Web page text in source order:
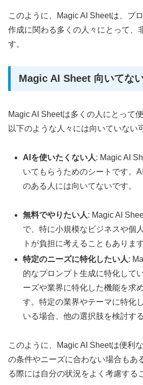
このように、Magic AI Sheetは、ブ
作成に関わる多くの人々にとって、
す。
Magic AI Sheet 向いてな
Magic AI Sheetは多くの人にとって
以下のような人々には向いていない
AIを使いたくない人: Magic AI
いてもらうためのシートです。
のある人には向いてないです。
無料でやりたい人: Magic AI
で、特に小規模なビジネスや個
トが負担に考えることもあります
特定のニーズに特化したい人:
的なプロンプト生成に特化して
ーズや業界に特化した機能を求
す。特定の業界やテーマに特化
いる場合、他の選択肢を検討す
このように、Magic AI Sheetは便利
の条件やニーズに合わない場合もあ
る際には自分の状況をよく考慮する